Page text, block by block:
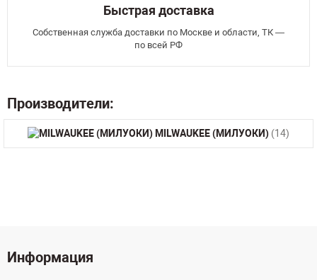
Быстрая доставка
Собственная служба доставки по Москве и области, ТК —
по всей РФ
Производители:
MILWAUKEE (МИЛУОКИ) (14)
Информация